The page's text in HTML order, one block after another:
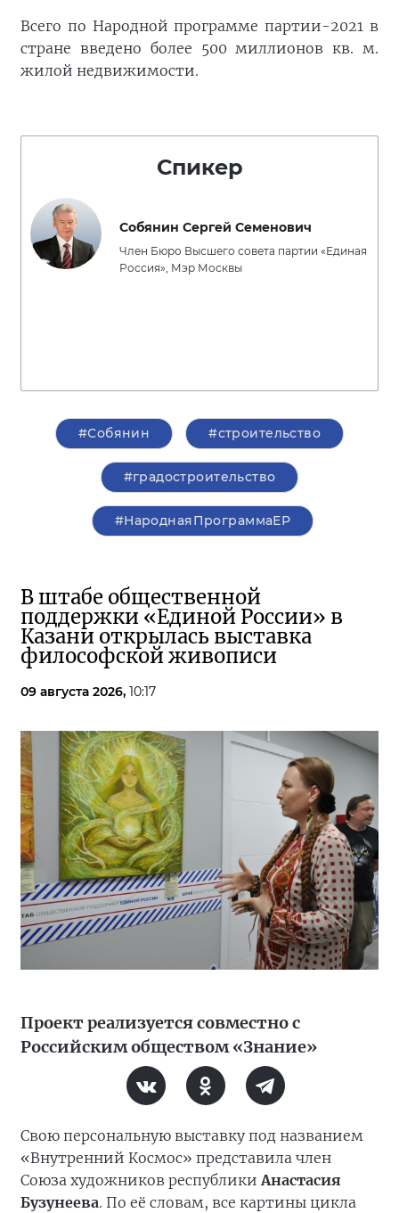
Всего по Народной программе партии-2021 в
стране введено более 500 миллионов кв. м.
жилой недвижимости.
Спикер
Собянин Сергей Семенович
Член Бюро Высшего совета партии «Единая
Россия», Мэр Москвы
#Собянин #строительство
#градостроительство
#НароднаяПрограммаЕР
В штабе общественной
поддержки «Единой России» в
Казани открылась выставка
философской живописи
09 августа 2026, 10:17
Проект реализуется совместно с
Российским обществом «Знание»
Свою персональную выставку под названием
«Внутренний Космос» представила член
Союза художников республики Анастасия
Бузунеева. По её словам, все картины цикла